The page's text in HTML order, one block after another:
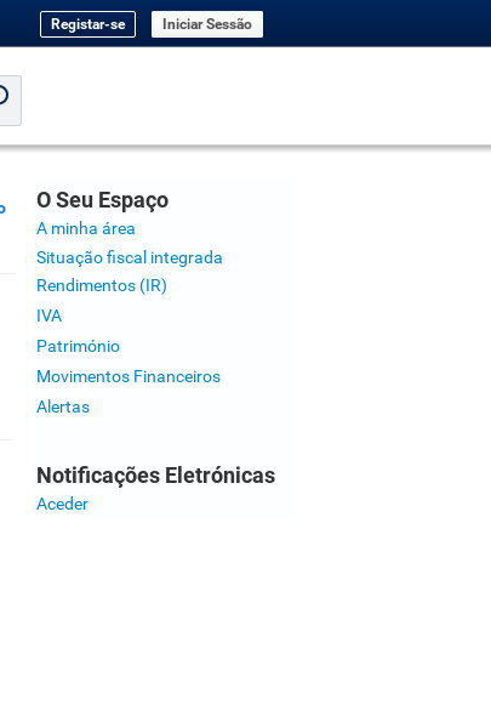
Registar-se Iniciar Sessão
O Seu Espaço
A minha área
Situação fiscal integrada
Rendimentos (IR)
IVA
Património
Movimentos Financeiros
Alertas
Notificações Eletrónicas
Aceder